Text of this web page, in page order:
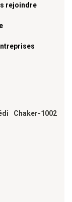
rejoindre
Chaker-1002